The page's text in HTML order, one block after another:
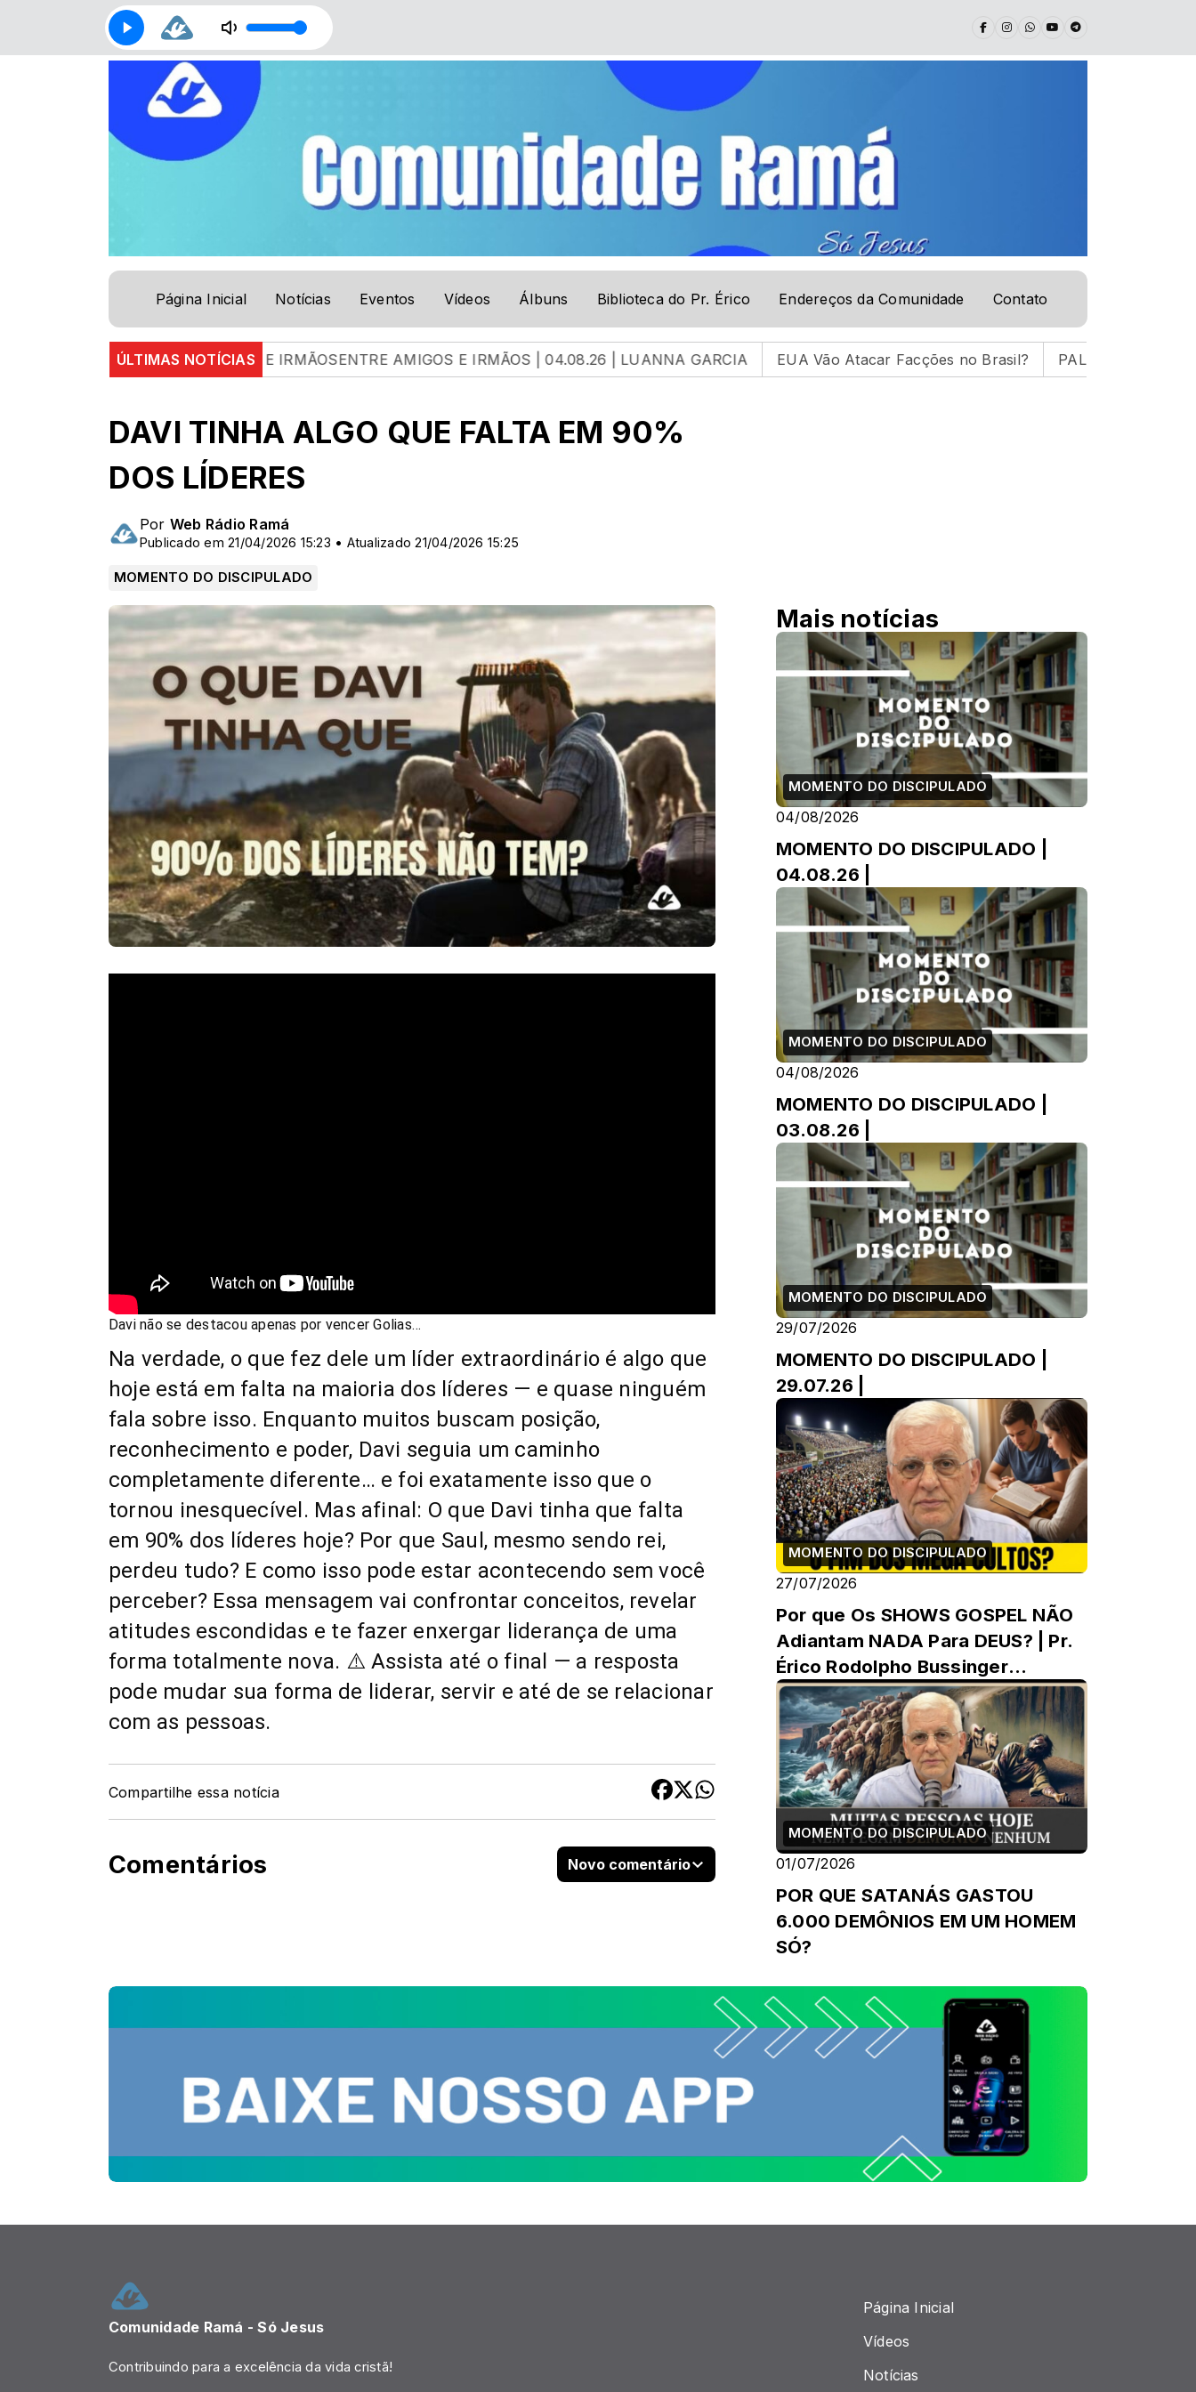
Página Inicial Notícias Eventos Vídeos Álbuns Biblioteca do Pr. Érico Endereços da Comunidade Contato
ÚLTIMAS NOTÍCIAS
ENTRE AMIGOS E IRMÃOSENTRE AMIGOS E IRMÃOS | 04.08.26 | LUANNA GARCIA EUA Vão Atacar Facções no Brasil? PALAVRA DE VIDA | 05.08.26 |
DAVI TINHA ALGO QUE FALTA EM 90%
DOS LÍDERES
Por Web Rádio Ramá
Publicado em 21/04/2026 15:23 • Atualizado 21/04/2026 15:25
MOMENTO DO DISCIPULADO
Davi não se destacou apenas por vencer Golias…
Na verdade, o que fez dele um líder extraordinário é algo que
hoje está em falta na maioria dos líderes — e quase ninguém
fala sobre isso. Enquanto muitos buscam posição,
reconhecimento e poder, Davi seguia um caminho
completamente diferente… e foi exatamente isso que o
tornou inesquecível. Mas afinal: O que Davi tinha que falta
em 90% dos líderes hoje? Por que Saul, mesmo sendo rei,
perdeu tudo? E como isso pode estar acontecendo sem você
perceber? Essa mensagem vai confrontar conceitos, revelar
atitudes escondidas e te fazer enxergar liderança de uma
forma totalmente nova. ⚠️ Assista até o final — a resposta
pode mudar sua forma de liderar, servir e até de se relacionar
com as pessoas.
Compartilhe essa notícia
Comentários Novo comentário
Mais notícias
MOMENTO DO DISCIPULADO
04/08/2026
MOMENTO DO DISCIPULADO |
04.08.26 |
MOMENTO DO DISCIPULADO
04/08/2026
MOMENTO DO DISCIPULADO |
03.08.26 |
MOMENTO DO DISCIPULADO
29/07/2026
MOMENTO DO DISCIPULADO |
29.07.26 |
MOMENTO DO DISCIPULADO
27/07/2026
Por que Os SHOWS GOSPEL NÃO
Adiantam NADA Para DEUS? | Pr.
Érico Rodolpho Bussinger
(Reflexão)
MOMENTO DO DISCIPULADO
01/07/2026
POR QUE SATANÁS GASTOU
6.000 DEMÔNIOS EM UM HOMEM
SÓ?
Comunidade Ramá - Só Jesus
Contribuindo para a excelência da vida cristã!
Página Inicial
Vídeos
Notícias